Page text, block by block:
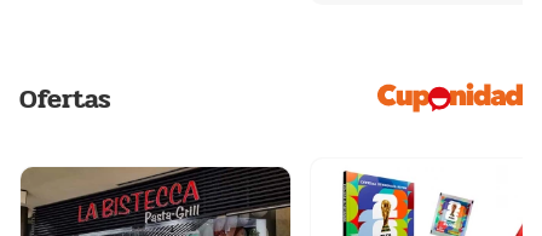
Ofertas